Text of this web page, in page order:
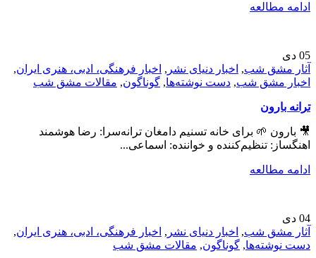
ادامه مطالعه
05 دی
آثار مشق شب, اخبار دنیای نشر , اخبار فرهنگی، ادبی، هنری ایران,
اخبار مشق شب, دست نوشته‌ها, گوناگون, مقالات مشق شب
ترانه بارون
🎥 بارون 🌱 برای خانه تسنیم دامغان ترانه‌سرا: رضا هوشمند
اهنگساز: تنظیم‌کننده و خواننده: اسماعی...
ادامه مطالعه
04 دی
آثار مشق شب, اخبار دنیای نشر , اخبار فرهنگی، ادبی، هنری ایران,
دست نوشته‌ها, گوناگون, مقالات مشق شب